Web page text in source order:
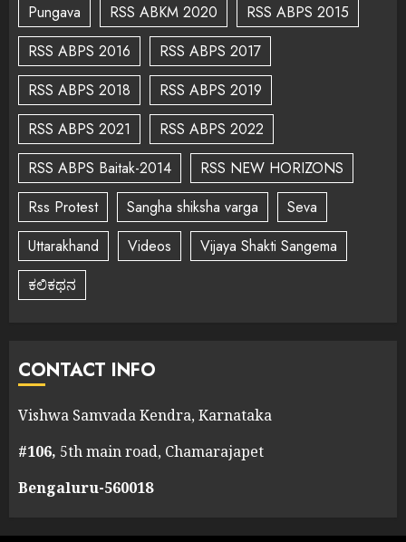
Pungava
RSS ABKM 2020
RSS ABPS 2015
RSS ABPS 2016
RSS ABPS 2017
RSS ABPS 2018
RSS ABPS 2019
RSS ABPS 2021
RSS ABPS 2022
RSS ABPS Baitak-2014
RSS NEW HORIZONS
Rss Protest
Sangha shiksha varga
Seva
Uttarakhand
Videos
Vijaya Shakti Sangema
ಕಲಿಕಥನ
CONTACT INFO
Vishwa Samvada Kendra, Karnataka
#106, 5th main road, Chamarajapet
Bengaluru-560018